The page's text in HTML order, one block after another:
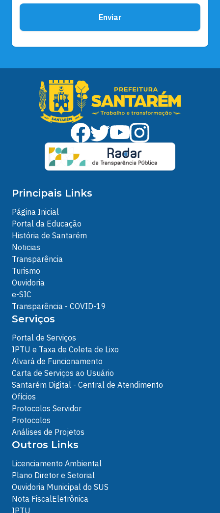
Enviar
Principais Links
Página Inicial
Portal da Educação
História de Santarém
Noticias
Transparência
Turismo
Ouvidoria
e-SIC
Transparência - COVID-19
Serviços
Portal de Serviços
IPTU e Taxa de Coleta de Lixo
Alvará de Funcionamento
Carta de Serviços ao Usuário
Santarém Digital - Central de Atendimento
Ofícios
Protocolos Servidor
Protocolos
Análises de Projetos
Outros Links
Licenciamento Ambiental
Plano Diretor e Setorial
Ouvidoria Municipal do SUS
Nota FiscalEletrônica
IPTU